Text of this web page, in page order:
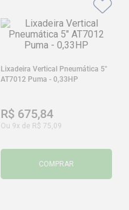
Lixadeira Vertical Pneumática 5"
AT7012 Puma - 0,33HP
R$ 675,84
Ou 9x de R$ 75 09
COMPRAR